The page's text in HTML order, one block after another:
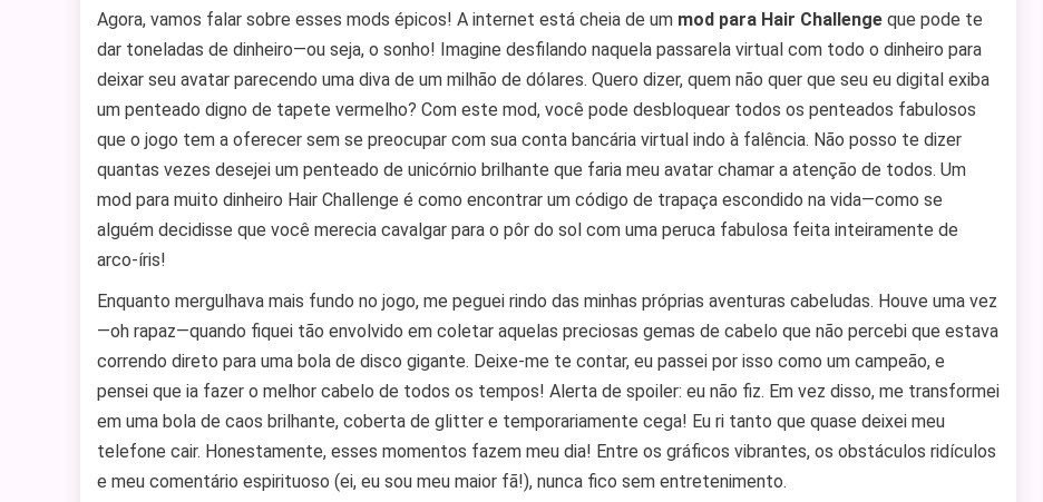
Agora, vamos falar sobre esses mods épicos! A internet está cheia de um mod para Hair Challenge que pode te
dar toneladas de dinheiro—ou seja, o sonho! Imagine desfilando naquela passarela virtual com todo o dinheiro para
deixar seu avatar parecendo uma diva de um milhão de dólares. Quero dizer, quem não quer que seu eu digital exiba
um penteado digno de tapete vermelho? Com este mod, você pode desbloquear todos os penteados fabulosos
que o jogo tem a oferecer sem se preocupar com sua conta bancária virtual indo à falência. Não posso te dizer
quantas vezes desejei um penteado de unicórnio brilhante que faria meu avatar chamar a atenção de todos. Um
mod para muito dinheiro Hair Challenge é como encontrar um código de trapaça escondido na vida—como se
alguém decidisse que você merecia cavalgar para o pôr do sol com uma peruca fabulosa feita inteiramente de
arco-íris!
Enquanto mergulhava mais fundo no jogo, me peguei rindo das minhas próprias aventuras cabeludas. Houve uma vez
—oh rapaz—quando fiquei tão envolvido em coletar aquelas preciosas gemas de cabelo que não percebi que estava
correndo direto para uma bola de disco gigante. Deixe-me te contar, eu passei por isso como um campeão, e
pensei que ia fazer o melhor cabelo de todos os tempos! Alerta de spoiler: eu não fiz. Em vez disso, me transformei
em uma bola de caos brilhante, coberta de glitter e temporariamente cega! Eu ri tanto que quase deixei meu
telefone cair. Honestamente, esses momentos fazem meu dia! Entre os gráficos vibrantes, os obstáculos ridículos
e meu comentário espirituoso (ei, eu sou meu maior fã!), nunca fico sem entretenimento.